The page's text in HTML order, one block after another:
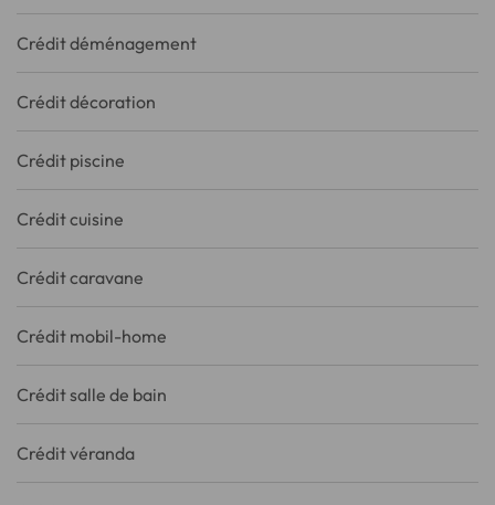
Crédit déménagement
Crédit décoration
Crédit piscine
Crédit cuisine
Crédit caravane
Crédit mobil-home
Crédit salle de bain
Crédit véranda